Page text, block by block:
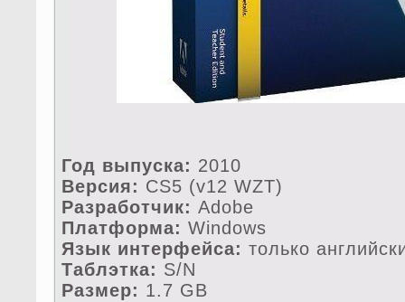
Год выпуска: 2010
Версия: CS5 (v12 WZT)
Разработчик: Adobe
Платформа: Windows
Язык интерфейса: только
Таблэтка: S/N
Размер: 1.7 GB